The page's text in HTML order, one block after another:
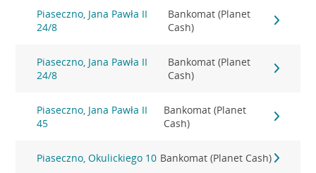
Piaseczno, Jana Pawła II
24/8
Bankomat (Planet
Cash)
Piaseczno, Jana Pawła II
24/8
Bankomat (Planet
Cash)
Piaseczno, Jana Pawła II
45
Bankomat (Planet
Cash)
Piaseczno, Okulickiego 10 Bankomat (Planet Cash)